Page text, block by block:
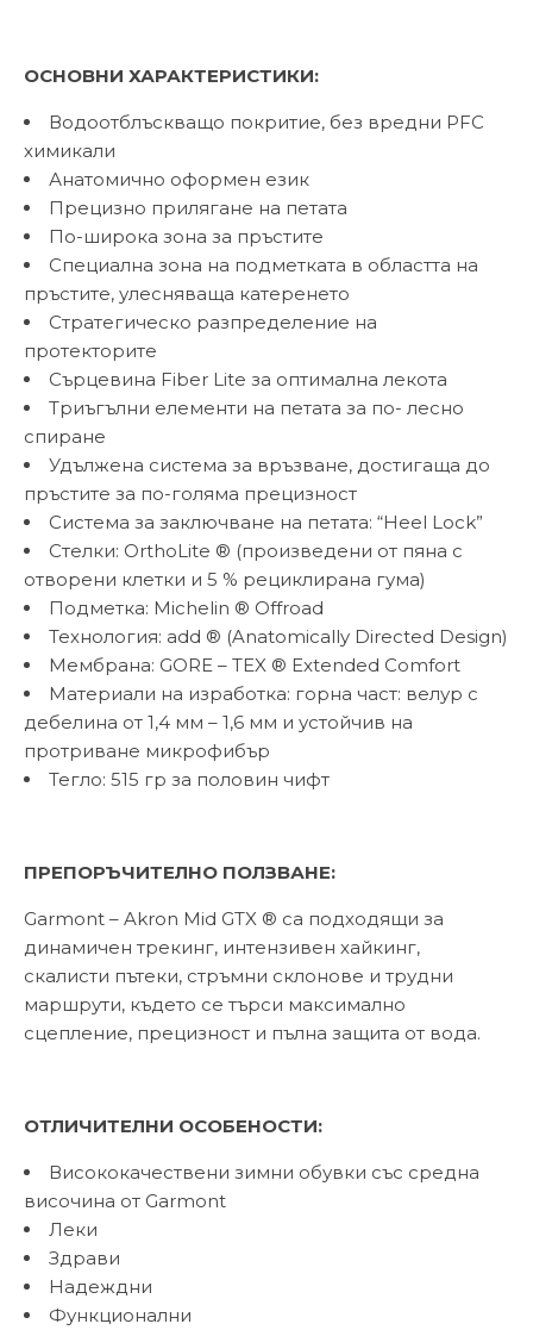
ОСНОВНИ ХАРАКТЕРИСТИКИ:
Водоотблъскващо покритие, без вредни PFC
химикали
Анатомично оформен език
Прецизно прилягане на петата
По-широка зона за пръстите
Специална зона на подметката в областта на
пръстите, улесняваща катеренето
Стратегическо разпределение на
протекторите
Сърцевина Fiber Lite за оптимална лекота
Триъгълни елементи на петата за по- лесно
спиране
Удължена система за връзване, достигаща до
пръстите за по-голяма прецизност
Система за заключване на петата: “Heel Lock”
Стелки: OrthoLite ® (произведени от пяна с
отворени клетки и 5 % рециклирана гума)
Подметка: Michelin ® Offroad
Технология: add ® (Anatomically Directed Design)
Мембрана: GORE – TEX ® Extended Comfort
Материали на изработка: горна част: велур с
дебелина от 1,4 мм – 1,6 мм и устойчив на
протриване микрофибър
Тегло: 515 гр за половин чифт
ПРЕПОРЪЧИТЕЛНО ПОЛЗВАНЕ:
Garmont – Akron Mid GTX ® са подходящи за
динамичен трекинг, интензивен хайкинг,
скалисти пътеки, стръмни склонове и трудни
маршрути, където се търси максимално
сцепление, прецизност и пълна защита от вода.
ОТЛИЧИТЕЛНИ ОСОБЕНОСТИ:
Висококачествени зимни обувки със средна
височина от Garmont
Леки
Здрави
Надеждни
Функционални